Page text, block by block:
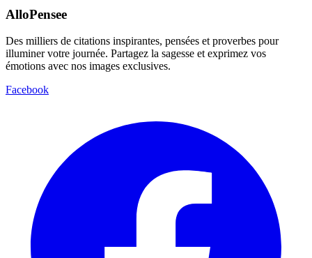
AlloPensee
Des milliers de citations inspirantes, pensées et proverbes pour
illuminer votre journée. Partagez la sagesse et exprimez vos
émotions avec nos images exclusives.
Facebook